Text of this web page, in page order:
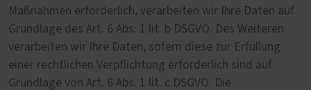
Maßnahmen erforderlich, verarbeiten wir Ihre Daten auf
Grundlage des Art. 6 Abs. 1 lit. b DSGVO. Des Weiteren
verarbeiten wir Ihre Daten, sofern diese zur Erfüllung
einer rechtlichen Verpflichtung erforderlich sind auf
Grundlage von Art. 6 Abs. 1 lit. c DSGVO. Die